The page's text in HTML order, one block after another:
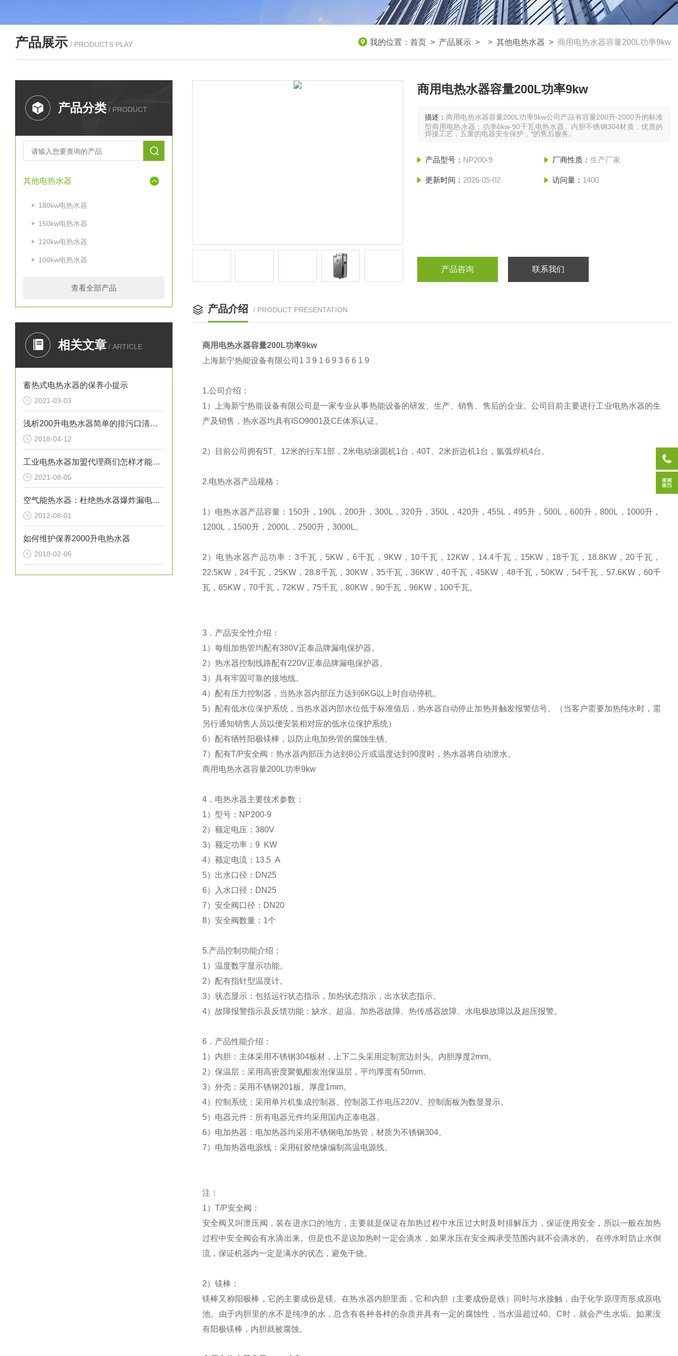
产品展示 / PRODUCTS PLAY 我的位置： 首页 > 产品展示 > > 其他电热水器 > 商用电热水器容量200L功率9kw
产品分类 / PRODUCT
其他电热水器
180kw电热水器
150kw电热水器
120kw电热水器
100kw电热水器
查看全部产品
相关文章 / ARTICLE
蓄热式电热水器的保养小提示
2021-03-03
浅析200升电热水器简单的排污口清洁方法
2018-04-12
工业电热水器加盟代理商们怎样才能让自己的事业风生水起呢？
2021-08-05
空气能热水器：杜绝热水器爆炸漏电事故
2012-08-01
如何维护保养2000升电热水器
2018-02-06
商用电热水器容量200L功率9kw
描述：商用电热水器容量200L功率9kw公司产品有容量200升-2000升的标准
型商用电热水器；功率6kw-90千瓦电热水器。内胆不锈钢304材质，优质的
焊接工艺，五重的电器安全保护，*的售后服务。
产品型号： NP200-9 厂商性质： 生产厂家
更新时间： 2026-05-02 访问量： 1400
产品咨询 联系我们
产品介绍 / PRODUCT PRESENTATION
商用电热水器容量200L功率9kw
上海新宁热能设备有限公司 1 3 9 1 6 9 3 6 6 1 9
1.公司介绍：
1）上海新宁热能设备有限公司是一家专业从事热能设备的研发、生产、销售、售后的企业。公司目前主要进行工业电热水器的生
产及销售，热水器均具有ISO9001及CE体系认证。
2）目前公司拥有5T、12米的行车1部，2米电动滚圆机1台，40T、2米折边机1台，氩弧焊机4台。
2.电热水器产品规格：
1）电热水器产品容量： 150升， 190L ， 200升 ， 300L ， 320升 ，350L ， 420升，455L ，495升 ， 500L ，600升 ，800L ， 1000升 ，
1200L ， 1500升 ， 2000L ， 2500升 ， 3000L。
2 ）电热水器产品功率： 3千瓦， 5KW ， 6千瓦， 9KW， 10千瓦， 12KW ， 14.4千瓦， 15KW， 18千瓦， 18.8KW， 20千瓦，
22.5KW ， 24千瓦， 25KW ， 28.8千瓦，30KW ，35千瓦，36KW ，40千瓦，45KW ，48千瓦， 50KW ， 54千瓦， 57.6KW， 60千
瓦， 65KW ， 70千瓦， 72KW ， 75千瓦， 80KW ， 90千瓦， 96KW ， 100千瓦。
3 ．产品安全性介绍 ：
1）每组加热管均配有380V正泰品牌漏电保护器。
2）热水器控制线路配有220V正泰品牌漏电保护器。
3）具有牢固可靠的接地线。
4）配有压力控制器，当热水器内部压力达到 6KG以上时自动停机。
5）配有低水位保护系统， 当热水器内部水位低于标准值后，热水器自动停止加热并触发报警信号。（当客户需要加热纯水时，需
另行通知销售人员以便安装相对应的低水位保护系统）
6）配有牺牲阳极镁棒，以防止电加热管的腐蚀生锈。
7）配有T/P安全阀：热水器内部压力达到8公斤或温度达到90度时，热水器将自动泄水。
商用电热水器容量200L功率9kw
4 ．电热水器主要技术参数：
1）型号： NP200-9
2）额定电压： 380V
3）额定功率： 9 KW
4）额定电流： 13.5 A
5）出水口径： DN25
6）入水口径： DN25
7）安全阀口径： DN20
8）安全阀数量： 1个
5.产品控制功能介绍：
1）温度数字显示功能。
2）配有指针型温度计。
3）状态显示：包括运行状态指示，加热状态指示，出水状态指示。
4）故障报警指示及反馈功能：缺水、超温、加热器故障、热传感器故障、水电极故障以及超压报警。
6 ．产品性能介绍：
1） 内胆：主体采用不锈钢304板材，上下二头采用定制宽边封头。内胆厚度2mm。
2） 保温层：采用高密度聚氨酯发泡保温层，平均厚度有50mm。
3）外壳：采用不锈钢201板。厚度1mm。
4）控制系统：采用单片机集成控制器。控制器工作电压220V。控制面板为数显显示。
5）电器元件：所有电器元件均采用国内正泰电器。
6）电加热器：电加热器均采用不锈钢电加热管，材质为不锈钢304。
7）电加热器电源线：采用硅胶绝缘编制高温电源线。
注：
1） T/P安全阀：
安全阀又叫泄压阀 ，装在进水口的地方，主要就是保证在加热过程中水压过大时及时排解压力，保证使用安全，所以一般在加热
过程中安全阀会有水滴出来。但是也不是说加热时一定会滴水，如果水压在安全阀承受范围内就不会滴水的。
在停水时防止水倒
流，保证机器内一定是满水的状态，避免干烧。
2） 镁棒：
镁棒又称阳极棒 ，它的主要成份是镁。在热水器内胆里面，它和内胆（主要成份是铁）同时与水接触，由于化学原理而形成原电
池。由于内胆里的水不是纯净的水，总含有各种各样的杂质并具有一定的腐蚀性，当水温超过40。 C时，就会产生水垢。如果没
有阳极镁棒，内胆就被腐蚀。